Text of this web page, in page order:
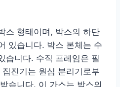
스 형태이며, 박스의 하단
있습니다. 박스 본체는 수
습니다. 수직 프레임은 필
진기는 원심 분리기로부
습니다. 이 가스는 박스의